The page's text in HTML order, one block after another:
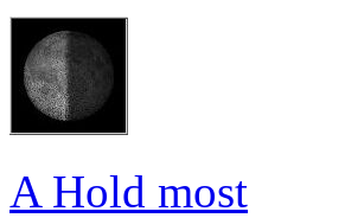
A Hold most